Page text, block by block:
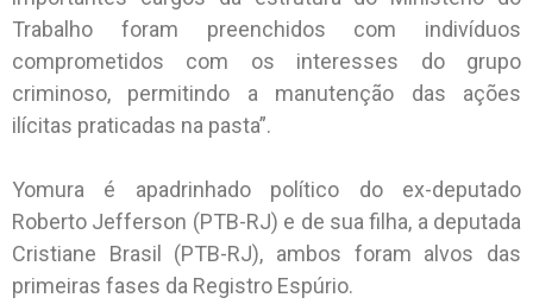
Trabalho foram preenchidos com indivíduos
comprometidos com os interesses do grupo
criminoso, permitindo a manutenção das ações
ilícitas praticadas na pasta”.
Yomura é apadrinhado político do ex-deputado
Roberto Jefferson (PTB-RJ) e de sua filha, a deputada
Cristiane Brasil (PTB-RJ), ambos foram alvos das
primeiras fases da Registro Espúrio.